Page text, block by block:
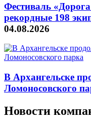
Фестиваль
рекордные 198
04.08.2026
В Архангельске
Ломоносовского
Новости